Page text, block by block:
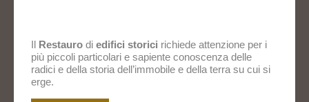
Il Restauro di edifici storici richiede attenzione per i
più piccoli particolari e sapiente conoscenza delle
radici e della storia dell’immobile e della terra su cui si
erge.